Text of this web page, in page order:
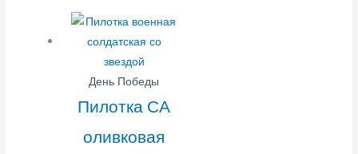
День Победы
Пилотка СА
оливковая